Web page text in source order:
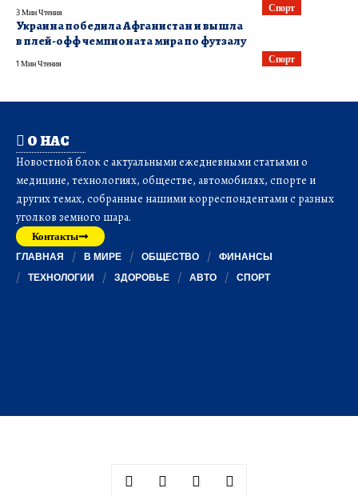
Спорт
3 Мин Чтения
Спорт
Украина победила Афганистан и вышла
в плей-офф чемпионата мира по футзалу
1 Мин Чтения
О НАС
Новостной блок с актуальными ежедневными статьями о
медицине, технологиях, обществе, автомобилях, спорте и
других темах, собранные нашими корреспондентами с разных
уголков земного шара.
Контакты
ГЛАВНАЯ В МИРЕ ОБЩЕСТВО
ФИНАНСЫ
ТЕХНОЛОГИИ
ЗДОРОВЬЕ АВТО СПОРТ